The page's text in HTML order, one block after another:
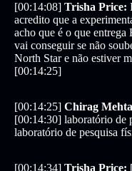
[00:14:08] Trisha Price:
acredito que a
acho que é o que
vai conseguir se não
North Star e não estiver
[00:14:25]
[00:14:25] Chirag
[00:14:30] laboratório de
laboratório de pesquisa
[00:14:34] Trisha Price: